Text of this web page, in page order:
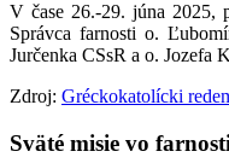
V čase 26.-29. júna 2025,
Správca farnosti o.
Jurčenka CSsR a o. Jozefa
Zdroj: Gréckokatolícki
Sväté misie vo